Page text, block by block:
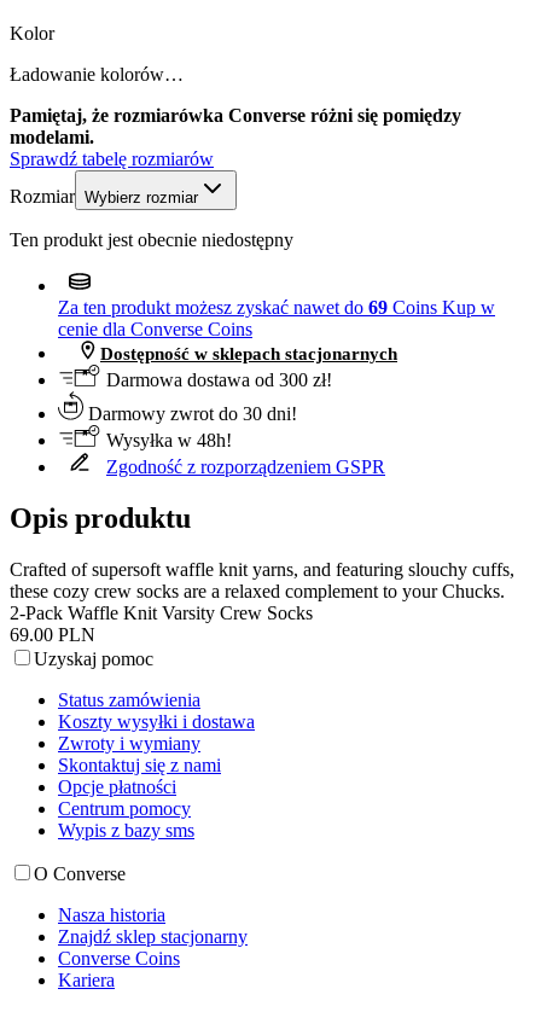
Kolor
Ładowanie kolorów…
Pamiętaj, że rozmiarówka Converse różni się pomiędzy
modelami.
Sprawdź tabelę rozmiarów
Rozmiar Wybierz rozmiar
Ten produkt jest obecnie niedostępny
Za ten produkt możesz zyskać nawet do 69 Coins Kup w
cenie dla Converse Coins
Dostępność w sklepach stacjonarnych
Darmowa dostawa od 300 zł!
Darmowy zwrot do 30 dni!
Wysyłka w 48h!
Zgodność z rozporządzeniem GSPR
Opis produktu
Crafted of supersoft waffle knit yarns, and featuring slouchy cuffs,
these cozy crew socks are a relaxed complement to your Chucks.
2-Pack Waffle Knit Varsity Crew Socks
69.00 PLN
Uzyskaj pomoc
Status zamówienia
Koszty wysyłki i dostawa
Zwroty i wymiany
Skontaktuj się z nami
Opcje płatności
Centrum pomocy
Wypis z bazy sms
O Converse
Nasza historia
Znajdź sklep stacjonarny
Converse Coins
Kariera